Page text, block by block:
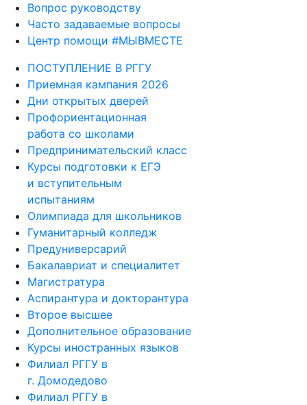
Вопрос руководству
Часто задаваемые вопросы
Центр помощи #МЫВМЕСТЕ
ПОСТУПЛЕНИЕ В РГГУ
Приемная кампания 2026
Дни открытых дверей
Профориентационная
работа со школами
Предпринимательский класс
Курсы подготовки к ЕГЭ
и вступительным
испытаниям
Олимпиада для школьников
Гуманитарный колледж
Предуниверсарий
Бакалавриат и специалитет
Магистратура
Аспирантура и докторантура
Второе высшее
Дополнительное образование
Курсы иностранных языков
Филиал РГГУ в
г. Домодедово
Филиал РГГУ в